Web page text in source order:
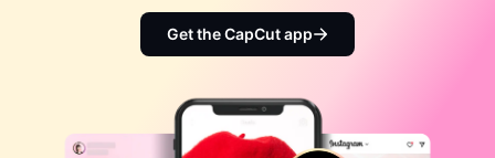
Dreamina Seedance 2.5
Nano Banana Pro
Gemini Omni
Media społecznościowe
Szablony na rocznicę
Szablony efektów
Kreatywny program dla partnerów
Get the CapCut app